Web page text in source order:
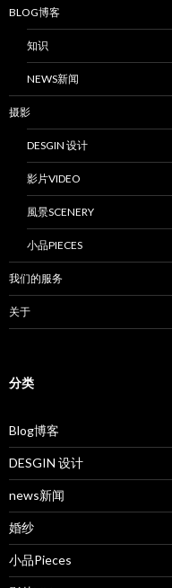
BLOG博客
知识
NEWS新闻
摄影
DESGIN 设计
影片VIDEO
風景SCENERY
小品PIECES
我们的服务
关于
分类
Blog博客
DESGIN 设计
news新闻
婚纱
小品Pieces